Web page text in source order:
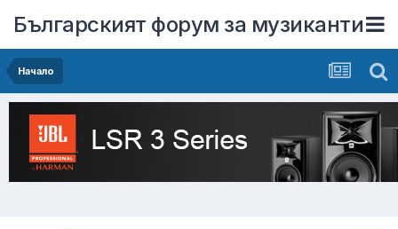
Българският форум за музиканти
Начало